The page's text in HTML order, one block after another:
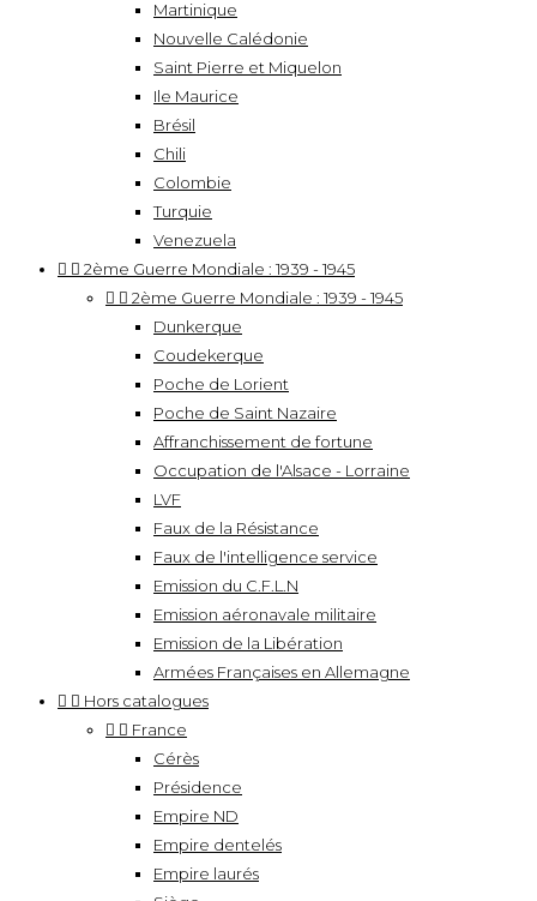
Martinique
Nouvelle Calédonie
Saint Pierre et Miquelon
Ile Maurice
Brésil
Chili
Colombie
Turquie
Venezuela
  2ème Guerre Mondiale : 1939 - 1945
  2ème Guerre Mondiale : 1939 - 1945
Dunkerque
Coudekerque
Poche de Lorient
Poche de Saint Nazaire
Affranchissement de fortune
Occupation de l'Alsace - Lorraine
LVF
Faux de la Résistance
Faux de l'intelligence service
Emission du C.F.L.N
Emission aéronavale militaire
Emission de la Libération
Armées Françaises en Allemagne
  Hors catalogues
  France
Cérès
Présidence
Empire ND
Empire dentelés
Empire laurés